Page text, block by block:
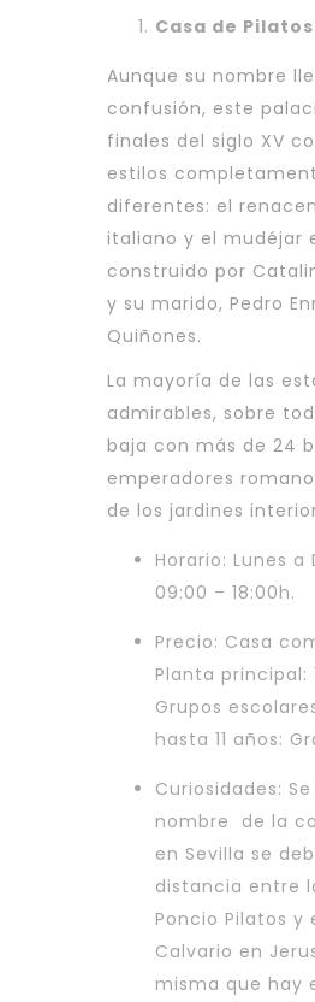
Casa de
Aunque su nombre
confusión, este
finales del siglo XV
estilos
diferentes: el
italiano y el mudéjar
construido por
y su marido, Pedro
Quiñones.
La mayoría de las
admirables, sobre
baja con más de 24
emperadores
de los jardines
Horario: Lunes a
09:00 – 18:00h.
Precio: Casa
Planta principal:
Grupos
hasta 11 años:
Curiosidades:
nombre de la
en Sevilla se
distancia entre
Poncio Pilatos y
Calvario en
misma que hay